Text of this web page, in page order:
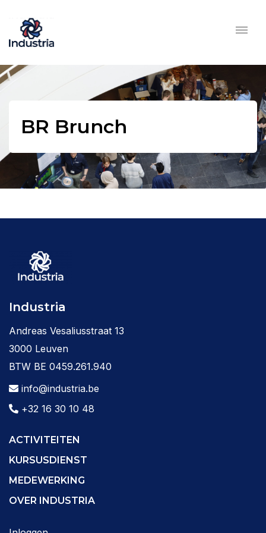
BR Brunch
Industria
Andreas Vesaliusstraat 13
3000 Leuven
BTW BE 0459.261.940
info@industria.be
+32 16 30 10 48
ACTIVITEITEN
KURSUSDIENST
MEDEWERKING
OVER INDUSTRIA